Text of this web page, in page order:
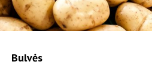
Bulvės